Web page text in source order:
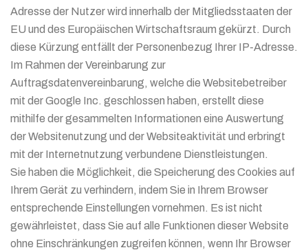
Adresse der Nutzer wird innerhalb der Mitgliedsstaaten der
EU und des Europäischen Wirtschaftsraum gekürzt. Durch
diese Kürzung entfällt der Personenbezug Ihrer IP-Adresse.
Im Rahmen der Vereinbarung zur
Auftragsdatenvereinbarung, welche die Websitebetreiber
mit der Google Inc. geschlossen haben, erstellt diese
mithilfe der gesammelten Informationen eine Auswertung
der Websitenutzung und der Websiteaktivität und erbringt
mit der Internetnutzung verbundene Dienstleistungen.
Sie haben die Möglichkeit, die Speicherung des Cookies auf
Ihrem Gerät zu verhindern, indem Sie in Ihrem Browser
entsprechende Einstellungen vornehmen. Es ist nicht
gewährleistet, dass Sie auf alle Funktionen dieser Website
ohne Einschränkungen zugreifen können, wenn Ihr Browser